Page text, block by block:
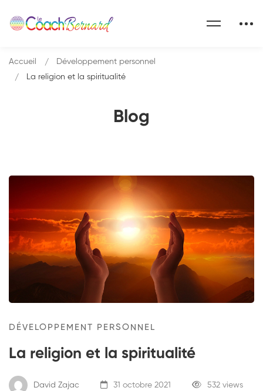
Blog
Accueil
Développement personnel
La religion et la spiritualité
DÉVELOPPEMENT PERSONNEL
La religion et la spiritualité
David Zajac 31 octobre 2021 532 views